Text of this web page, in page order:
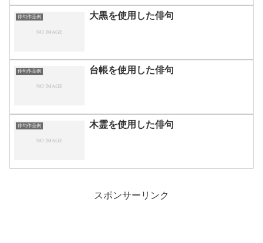
俳句作品例 大黒を使用した俳句
俳句作品例 台帳を使用した俳句
俳句作品例 木霊を使用した俳句
スポンサーリンク